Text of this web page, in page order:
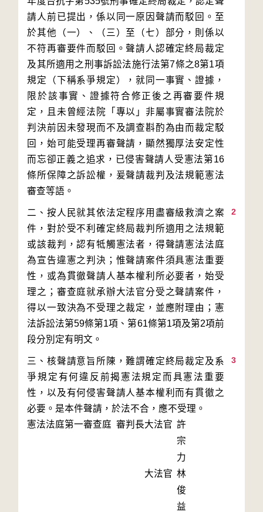
請人前已提出，係以同一原因聲請而駁回。至
於其他（一）、（三）至（七）部分，則係以
不符再審要件而駁回。聲請人認確定終局裁定
及其所適用之刑事訴訟法施行法第7條之8第1項
規定（下稱系爭規定），就同一事實、證據，
限於該事實、證據符合修正後之再審要件規
定，且未曾經法院「專以」非屬事實審法院於
判決前因未發現而不及調查斟酌為由而裁定駁
回，始可能受理再審聲請，顯然獨厚法安定性
而忘卻正義之追求，已侵害聲請人受憲法第16
條所保障之訴訟權，爰聲請裁判及法規範憲法
2
二、按人民就其依法定程序用盡審級救濟之案
件，對於受不利確定終局裁判所適用之法規範
或該裁判，認有牴觸憲法者，得聲請憲法法庭
為宣告違憲之判決；惟聲請案件須具憲法重要
性，或為貫徹聲請人基本權利所必要者，始受
理之；審查庭就承辦大法官分受之聲請案件，
得以一致決為不受理之裁定，並應附理由；憲
法訴訟法第59條第1項、第61條第1項及第2項前
3
三、核聲請意旨所陳，難謂確定終局裁定及系
爭規定有何違反前揭憲法規定而具憲法重要
性，以及有何侵害聲請人基本權利而有貫徹之
必要。是本件聲請，於法不合，應不受理。
憲法法庭第一審查庭 審判長大法官 許
宗
力
大法官 林
俊
益